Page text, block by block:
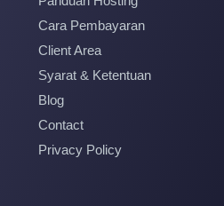
Cara Pembayaran
Client Area
Syarat & Ketentuan
Blog
Contact
Privacy Policy